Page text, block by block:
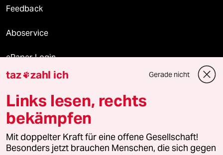
Feedback
Aboservice
ePaper Login
Downloads für Abonnierende
© 2026 taz Verlags und Vertriebs GmbH
Alle Rechte vorbehalten. Bei rechtlichen Fragen oder für Genehmigungen
wenden Sie sich bitte an
lizenzen@taz.de
taz zahl ich Gerade nicht
Links lesen, rechts
bekämpfen
Mit doppelter Kraft für eine offene Gesellschaft!
Besonders jetzt brauchen Menschen, die sich gegen